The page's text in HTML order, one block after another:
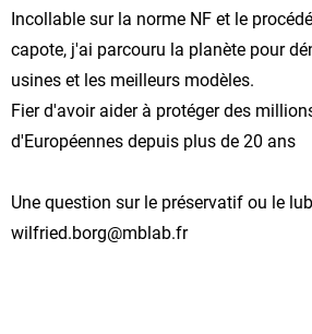
Incollable sur la norme NF et le
capote, j'ai parcouru la planète pour
usines et les meilleurs modèles.
Fier d'avoir aider à protéger des
d'Européennes depuis plus de 20 ans
Une question sur le préservatif ou le
wilfried.borg@mblab.fr